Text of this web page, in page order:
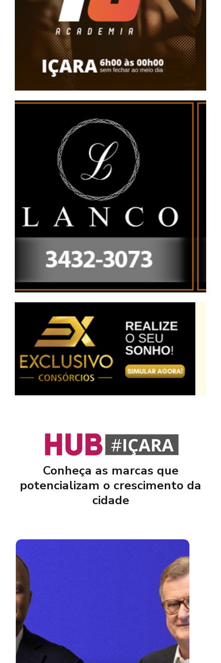
Conheça as marcas que
potencializam o crescimento da
cidade